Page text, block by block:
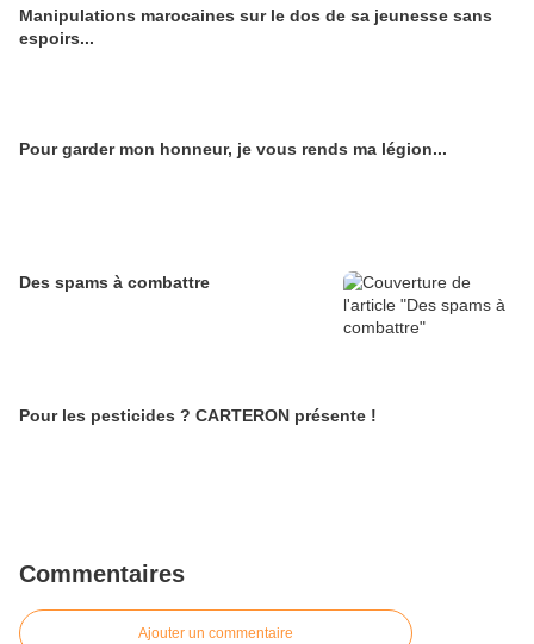
Manipulations marocaines sur le dos de sa jeunesse sans
espoirs...
Pour garder mon honneur, je vous rends ma légion...
Des spams à combattre
Pour les pesticides ? CARTERON présente !
Commentaires
Ajouter un commentaire